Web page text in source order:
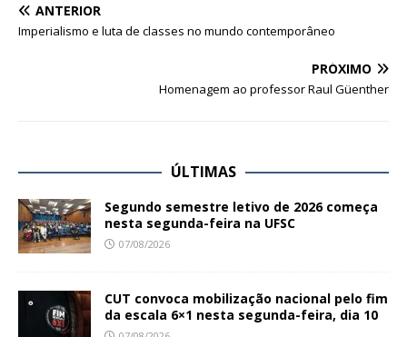
ANTERIOR
Imperialismo e luta de classes no mundo contemporâneo
PRÓXIMO
Homenagem ao professor Raul Güenther
ÚLTIMAS
Segundo semestre letivo de 2026 começa
nesta segunda-feira na UFSC
07/08/2026
CUT convoca mobilização nacional pelo fim
da escala 6×1 nesta segunda-feira, dia 10